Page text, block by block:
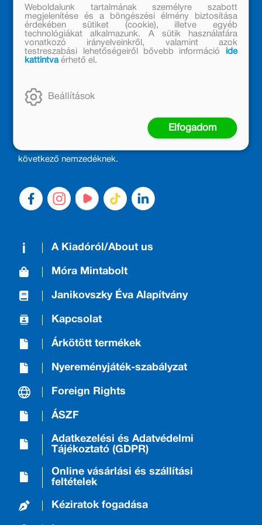
MÓRA KÖNYVKIADÓ – 1950 ÓTA
CSALÁDTAG
Kiadónk generációkat ajándékozott és ajándékoz meg az
olvasás örömével, olvasni szerető gyerekekből olvasni
következő nemzedéknek.
A Kiadóról/About us
Móra Mintabolt
Janikovszky Éva Alapítvány
Kapcsolat
Árkötött termékek
Nyereményjáték-szabályzat
Foreign Rights
ÁSZF
Adatkezelési és Adatvédelmi
Tájékoztató (GDPR)
Online vásárlási és szállítási
feltételek
Kéziratok fogadása
Weboldalunk tartalmának személyre szabott
megjelenítése és a böngészési élmény biztosítása
érdekében sütiket (cookie), illetve egyéb
technológiákat alkalmazunk. A sütik használatára
vonatkozó irányelveinkről, valamint azok
testreszabási lehetőségeiről bővebb információ
ide
kattintvaérhető el.
Beállítások
Elfogadom